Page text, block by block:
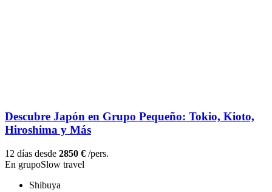
Descubre Japón en Grupo Pequeño: Tokio, Kioto,
Hiroshima y Más
12 días desde 2850 € /pers.
En grupoSlow travel
Shibuya